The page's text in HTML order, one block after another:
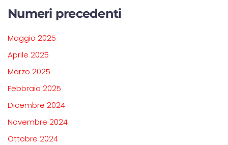
Numeri precedenti
Maggio 2025
Aprile 2025
Marzo 2025
Febbraio 2025
Dicembre 2024
Novembre 2024
Ottobre 2024